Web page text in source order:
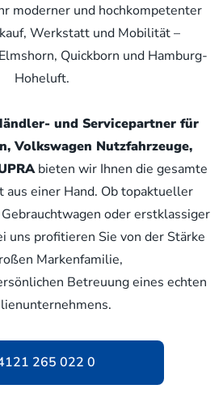
moderner und hochkompetenter
Werkstatt und Mobilität –
Quickborn und Hamburg-
Hoheluft.
und Servicepartner für
Volkswagen Nutzfahrzeuge,
bieten wir Ihnen die gesamte
einer Hand. Ob topaktueller
oder erstklassiger
uns profitieren Sie von der Stärke
Markenfamilie,
Betreuung eines echten
265 022 0